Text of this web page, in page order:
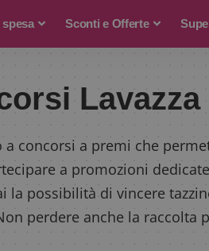
Sconti e Offerte
Lavazza
a concorsi a premi che
a promozioni
la possibilità di vincere
perdere anche la raccolta